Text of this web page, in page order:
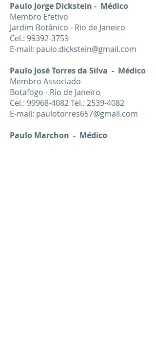
Paulo Jorge Dickstein - Médico
Membro Efetivo
Jardim Botânico - Rio de Janeiro
Cel.: 99392-3759
E-mail: paulo.dickstein@gmail.com
Paulo José Torres da Silva - Médico
Membro Associado
Botafogo - Rio de Janeiro
Cel.: 99968-4082Tel.: 2539-4082
E-mail: paulotorres657@gmail.com
Paulo Marchon - Médico